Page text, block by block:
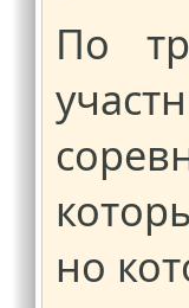
По
но